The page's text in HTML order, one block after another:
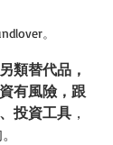
。
類替代品，
有風險，跟
投資工具 ，